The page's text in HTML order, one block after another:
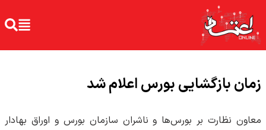
زمان بازگشایی بورس اعلام شد
معاون نظارت بر بورس‌ها و ناشران سازمان بورس و اوراق بهادار